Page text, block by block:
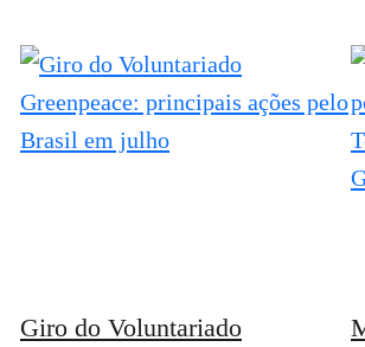
Giro do Voluntariado